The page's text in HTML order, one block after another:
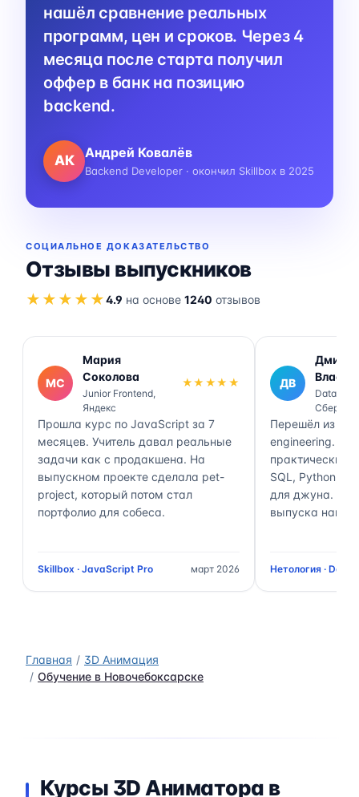
нашёл сравнение реальных
программ, цен и сроков. Через 4
месяца после старта получил
оффер в банк на позицию
backend.
АК Андрей Ковалёв
Backend Developer · окончил Skillbox в 2025
СОЦИАЛЬНОЕ ДОКАЗАТЕЛЬСТВО
Отзывы выпускников
★★★★★4.9 на основе 1240 отзывов
МС
Мария
Соколова
Junior Frontend,
Яндекс
★★★★★
Прошла курс по JavaScript за 7
месяцев. Учитель давал реальные
задачи как с продакшена. На
выпускном проекте сделала pet-
project, который потом стал
портфолио для собеса.
Skillbox · JavaScript Pro март 2026
ДВ
Власов
Data
Сбер
Перешёл из
engineering.
практически
SQL, Python,
для джуна.
выпуска нашёл
Нетология · Data
Главная
3D Анимация
Обучение в Новочебоксарске
Курсы 3D Аниматора в